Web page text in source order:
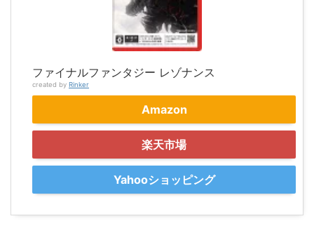
ファイナルファンタジー レゾナンス
created by Rinker
Amazon
楽天市場
Yahooショッピング